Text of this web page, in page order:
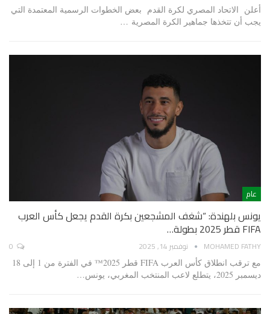
أعلن الاتحاد المصري لكرة القدم بعض الخطوات الرسمية المعتمدة التي
يجب أن تتخذها جماهير الكرة المصرية …
عام
يونس بلهندة: “شغف المشجعين بكرة القدم يجعل كأس العرب
FIFA قطر 2025 بطولة…
MOHAMED FATHY نوفمبر 14, 2025
مع ترقب انطلاق كأس العرب FIFA قطر 2025™️ في الفترة من 1 إلى 18
ديسمبر 2025، يتطلع لاعب المنتخب المغربي، يونس…